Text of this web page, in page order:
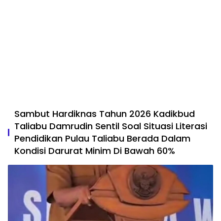
Sambut Hardiknas Tahun 2026 Kadikbud
Taliabu Damrudin Sentil Soal Situasi Literasi
Pendidikan Pulau Taliabu Berada Dalam
Kondisi Darurat Minim Di Bawah 60%